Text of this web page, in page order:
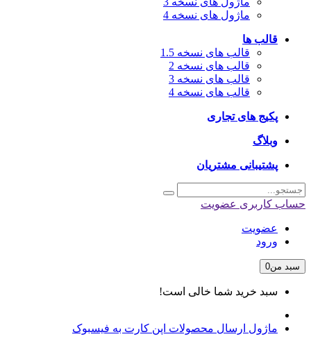
ماژول های نسخه 4
قالب ها
قالب های نسخه 1.5
قالب های نسخه 2
قالب های نسخه 3
قالب های نسخه 4
پکیج های تجاری
وبلاگ
پشتیبانی مشتریان
حساب کاربری عضویت
عضویت
ورود
سبد من0
سبد خرید شما خالی است!
ماژول ارسال محصولات اپن کارت به فیسبوک